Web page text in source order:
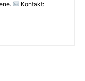
Kontakt: